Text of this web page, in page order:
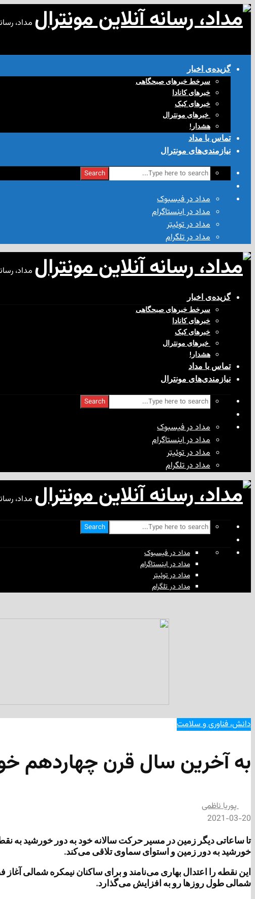
مداد،
گزیده‌ی‌ اخبار
سرخط خبرهای صبحگاهی
خبرهای کانادا
خبرهای کبک
‌ خبرهای مونترال
هشدار!
تماس با مداد
نیازمندی‌های مونترال
Search
مداد در فیسبوک
مداد در اینستاگرام
مداد در توئیتر
مداد در تلگرام
مداد،
گزیده‌ی‌ اخبار
سرخط خبرهای صبحگاهی
خبرهای کانادا
خبرهای کبک
‌ خبرهای مونترال
هشدار!
تماس با مداد
نیازمندی‌های مونترال
Search
مداد در فیسبوک
مداد در اینستاگرام
مداد در توئیتر
مداد در تلگرام
مداد،
Search
مداد در فیسبوک
مداد در اینستاگرام
مداد در توئیتر
مداد در تلگرام
دانش، فناوری و سلامت
به آخرین سال قرن چهاردهم
پوریا ناظمی
2021-03-20
تا ساعاتی دیگر زمین در مسیر حرکت سالانه خود به دور خورشید به
خورشید به دور زمین و استوای سماوی تلاقی می‌کند.
این نقطه را اعتدال بهاری می‌نامند و برای ساکنان نیمکره شمالی
شمالی طول روزها رو به افزایش می‌گذارد.